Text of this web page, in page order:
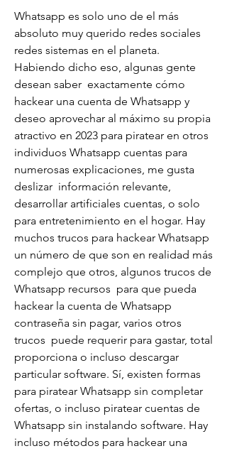
Whatsapp es solo uno de el más
absoluto muy querido redes sociales
redes sistemas en el planeta.
Habiendo dicho eso, algunas gente
desean saber  exactamente cómo
hackear una cuenta de Whatsapp y
deseo aprovechar al máximo su propia
atractivo en 2023 para piratear en otros
individuos Whatsapp cuentas para
numerosas explicaciones, me gusta
deslizar  información relevante,
desarrollar artificiales cuentas, o solo
para entretenimiento en el hogar. Hay
muchos trucos para hackear Whatsapp
un número de que son en realidad más
complejo que otros, algunos trucos de
Whatsapp recursos  para que pueda
hackear la cuenta de Whatsapp
contraseña sin pagar, varios otros
trucos  puede requerir para gastar, total
proporciona o incluso descargar
particular software. Sí, existen formas
para piratear Whatsapp sin completar
ofertas, o incluso piratear cuentas de
Whatsapp sin instalando software. Hay
incluso métodos para hackear una